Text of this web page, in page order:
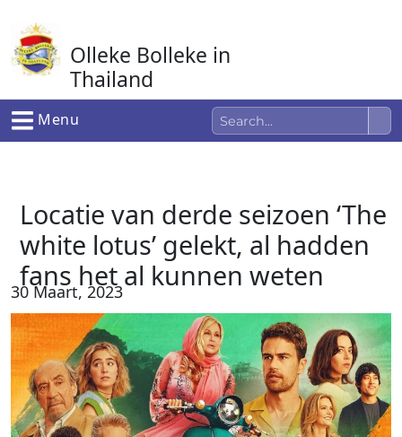
naar
de
inhoud
Olleke Bolleke in
Thailand
In Thailand
Menu
Locatie van derde seizoen ‘The
white lotus’ gelekt, al hadden
fans het al kunnen weten
30 Maart, 2023